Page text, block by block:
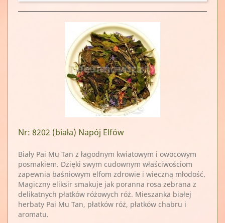
Nr: 8202 (biała) Napój Elfów
Biały Pai Mu Tan z łagodnym kwiatowym i owocowym
posmakiem. Dzięki swym cudownym właściwościom
zapewnia baśniowym elfom zdrowie i wieczną młodość.
Magiczny eliksir smakuje jak poranna rosa zebrana z
delikatnych płatków różowych róż. Mieszanka białej
herbaty Pai Mu Tan, płatków róż, płatków chabru i
aromatu.